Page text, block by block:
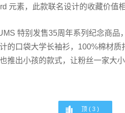
元素，此款联名设计的收藏价值
特别发售35周年系列纪念商品
的口袋大学长袖衫，100%棉材
推出小孩的款式，让粉丝一家大
顶 ( 3 )